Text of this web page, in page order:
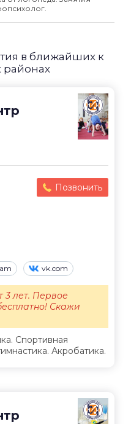
в ближайших к
районах
Позвонить
vk.com
Спортивная
Акробатика.
3 лет. Первое
Скажи